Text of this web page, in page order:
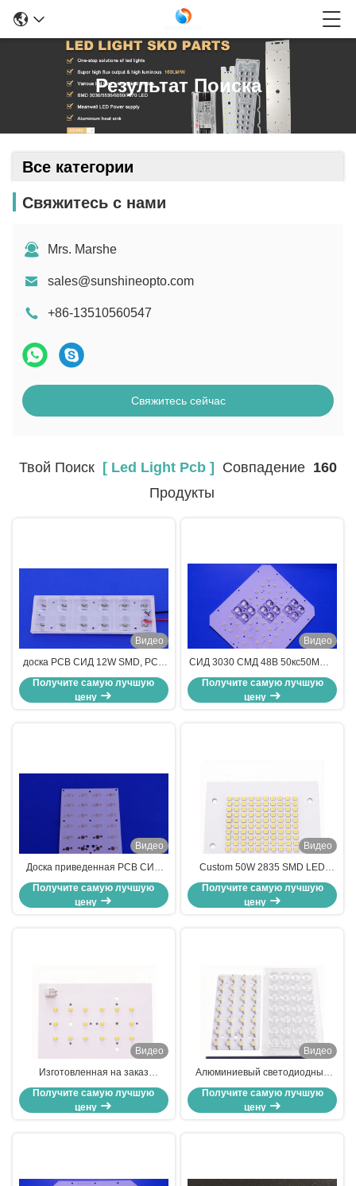
Результат Поиска
Все категории
Свяжитесь с нами
Mrs. Marshe
sales@sunshineopto.com
+86-13510560547
Свяжитесь сейчас
Твой Поиск [ Led Light Pcb ] Совпадение 160
Продукты
Видео
доска PCB СИД 12W SMD, PCB
света СИД для уличного света
замены
Получите самую лучшую
цену
Видео
СИД 3030 СМД 48В 50кс50ММ 4
доски 192 ПКБ света СИД 150В
в 1 объективах СИД
Получите самую лучшую
цену
Видео
Доска приведенная PCB СИД
аксессуаров SMD света/привела
PCB для светильников улицы
Получите самую лучшую
цену
Видео
Custom 50W 2835 SMD LED
Алюминиевая печатная плата
10S10P для светодиодного
прожектора OEM
Получите самую лучшую
цену
Видео
Изготовленная на заказ
алюминиевая светодиодная
печатная плата для
светодиодного освещения
Получите самую лучшую
цену
Видео
Алюминиевый светодиодный
модуль печатной платы SMD
мощностью 28 Вт с линзой 90 ×
120 ° типа III для модернизации
Получите самую лучшую
цену